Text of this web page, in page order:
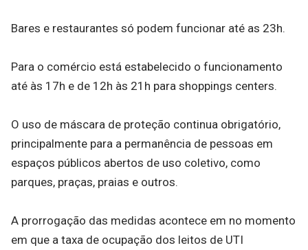
Bares e restaurantes só podem funcionar até as 23h.
Para o comércio está estabelecido o funcionamento
até às 17h e de 12h às 21h para shoppings centers.
O uso de máscara de proteção continua obrigatório,
principalmente para a permanência de pessoas em
espaços públicos abertos de uso coletivo, como
parques, praças, praias e outros.
A prorrogação das medidas acontece em no momento
em que a taxa de ocupação dos leitos de UTI